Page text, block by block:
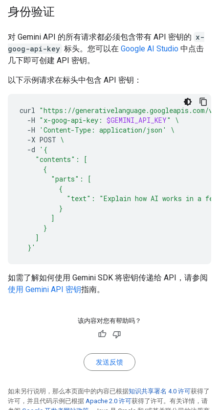
身份验证
对 Gemini API 的所有请求都必须包含带有 API 密钥的 x-
goog-api-key 标头。您可以在 Google AI Studio 中点击
几下即可创建 API 密钥。
以下示例请求在标头中包含 API 密钥：
curl "https://generativelanguage.googleapis.com/
-H "x-goog-api-key: $GEMINI_API_KEY"
\
-H
'Content-Type: application/json'
\
-X POST \
-d
'{
    "contents": [
      {
        "parts": [
          {
"text": "Explain how AI works in a
          }
        ]
      }
    ]
  }'
如需了解如何使用 Gemini SDK 将密钥传递给 API，请参阅
使用 Gemini API 密钥指南。
该内容对您有帮助吗？
发送反馈
如未另行说明，那么本页面中的内容已根据知识共享署名 4.0 许可获得了
许可，并且代码示例已根据 Apache 2.0 许可获得了许可。有关详情，请